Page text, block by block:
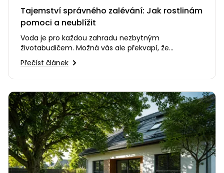
Tajemství správného zalévání: Jak rostlinám
pomoci a neublížit
Voda je pro každou zahradu nezbytným
životabudičem. Možná vás ale překvapí, že
nesprávný způsob zalévání dokáže…
Přečíst článek